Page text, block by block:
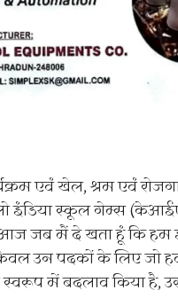
एवं खेल, श्रम एवं
इंडिया स्कूल गेम्स
आज जब मैं दे खता हूं कि
उन पदकों के लिए जो
में बदलाव किया है,